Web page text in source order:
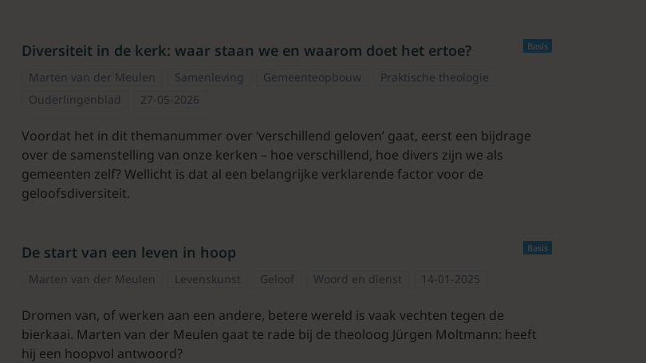
Basis
Diversiteit in de kerk: waar staan we en waarom doet het ertoe?
Marten van der Meulen Samenleving Gemeenteopbouw
Praktische theologie
Ouderlingenblad
27-05-2026
Voordat het in dit themanummer over ‘verschillend geloven’ gaat, eerst een bijdrage
over de samenstelling van onze kerken – hoe verschillend, hoe divers zijn we als
gemeenten zelf? Wellicht is dat al een belangrijke verklarende factor voor de
geloofsdiversiteit.
Basis
De start van een leven in hoop
Marten van der Meulen Levenskunst Geloof Woord en dienst 14-01-2025
Dromen van, of werken aan een andere, betere wereld is vaak vechten tegen de
bierkaai. Marten van der Meulen gaat te rade bij de theoloog Jürgen Moltmann: heeft
hij een hoopvol antwoord?